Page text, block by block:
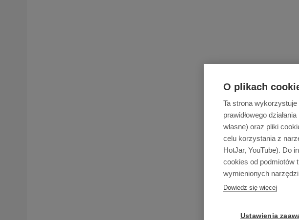
O plikach
Ta strona
prawidłowego
własne) oraz pliki
celu korzystania z
HotJar, YouTube). Do
cookies od podmiotów
wymienionych
Dowiedz się więcej
Ustawienia